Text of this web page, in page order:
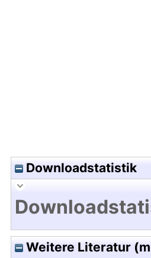
Downloadstatistik
Weitere Literatur